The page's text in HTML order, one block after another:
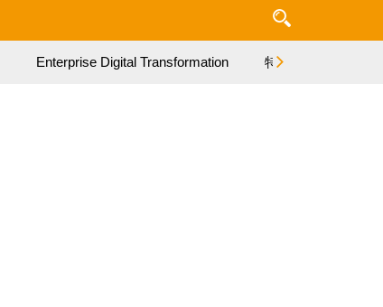
Enterprise Digital Transformation 特集